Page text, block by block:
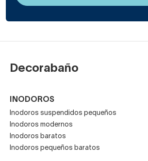
Decorabaño
INODOROS
Inodoros suspendidos pequeños
Inodoros modernos
Inodoros baratos
Inodoros pequeños baratos